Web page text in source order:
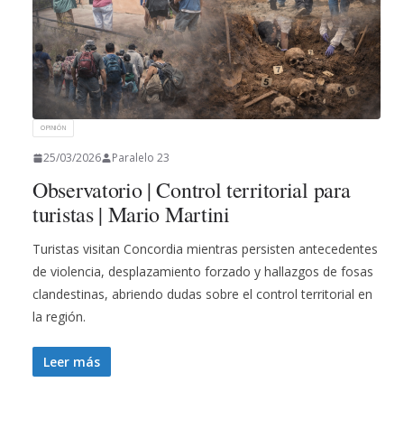
OPINIÓN
25/03/2026 Paralelo 23
Observatorio | Control territorial para
turistas | Mario Martini
Turistas visitan Concordia mientras persisten antecedentes
de violencia, desplazamiento forzado y hallazgos de fosas
clandestinas, abriendo dudas sobre el control territorial en
la región.
Leer más